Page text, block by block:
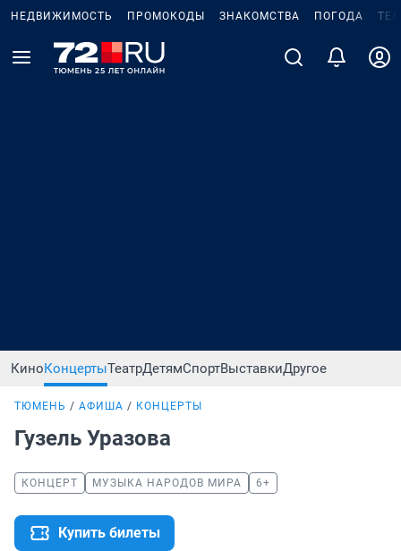
НЕДВИЖИМОСТЬ ПРОМОКОДЫ ЗНАКОМСТВА ПОГОДА
КиноКонцертыТеатрДетямСпортВыставкиДругое
ТЮМЕНЬ АФИША КОНЦЕРТЫ
Гузель Уразова
КОНЦЕРТ МУЗЫКА НАРОДОВ МИРА 6+
Купить билеты